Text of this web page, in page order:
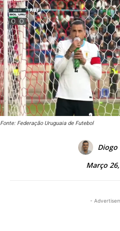
Fonte: Federação Uruguaia de Futebol
Diogo
Março
-